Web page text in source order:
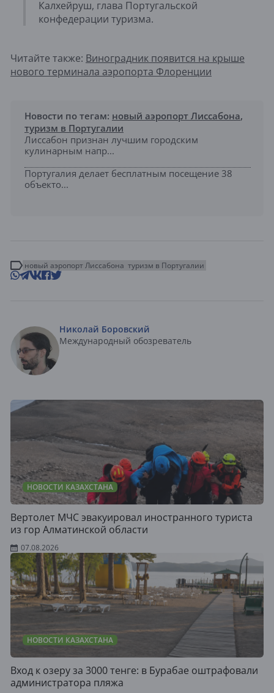
Калхейруш, глава Португальской
конфедерации туризма.
Читайте также: Виноградник появится на крыше
нового терминала аэропорта Флоренции
Новости по тегам: новый аэропорт Лиссабона,
туризм в Португалии
Лиссабон признан лучшим городским
кулинарным напр...
Португалия делает бесплатным посещение 38
объекто...
новый аэропорт Лиссабона туризм в Португалии
Николай Боровский
Международный обозреватель
НОВОСТИ КАЗАХСТАНА
Вертолет МЧС эвакуировал иностранного туриста
из гор Алматинской области
07.08.2026
НОВОСТИ КАЗАХСТАНА
Вход к озеру за 3000 тенге: в Бурабае оштрафовали
администратора пляжа